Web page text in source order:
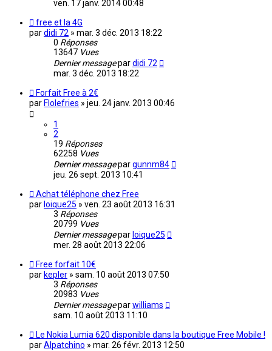
ven. 17 janv. 2014 00:48
free et la 4G
pardidi 72 » mar. 3 déc. 2013 18:22
0 Réponses
13647 Vues
Dernier messagepardidi 72
mar. 3 déc. 2013 18:22
Forfait Free à 2€
par Flolefries » jeu. 24 janv. 2013 00:46
1
2
19 Réponses
62258 Vues
Dernier messagepargunnm84
jeu. 26 sept. 2013 10:41
Achat téléphone chez Free
par loique25 » ven. 23 août 2013 16:31
3 Réponses
20799 Vues
Dernier messagepar loique25
mer. 28 août 2013 22:06
Free forfait 10€
par kepler » sam. 10 août 2013 07:50
3 Réponses
20983 Vues
Dernier messageparwilliams
sam. 10 août 2013 11:10
Le Nokia Lumia 620 disponible dans la boutique Free Mobile !
parAlpatchino » mar. 26 févr. 2013 12:50